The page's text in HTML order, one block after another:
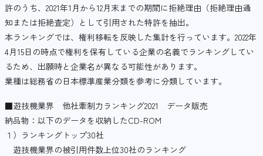
許のうち、2021年1月から12月末までの期間に拒絶理由（拒絶理由通
知または拒絶査定）として引用された特許を抽出。
本ランキングでは、権利移転を反映した集計を行っています。2022年
4月15日の時点で権利を保有している企業の名義でランキングしてい
るため、出願時と企業名が異なる可能性があります。
業種は総務省の日本標準産業分類を参考に分類しています。
■遊技機業界 他社牽制力ランキング2021 データ販売
納品物：以下のデータを収納したCD-ROM
１）ランキングトップ30社
遊技機業界の被引用件数上位30社のランキング